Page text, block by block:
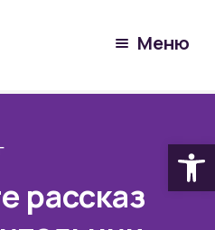
Меню
из жительниц нашего
рассказ